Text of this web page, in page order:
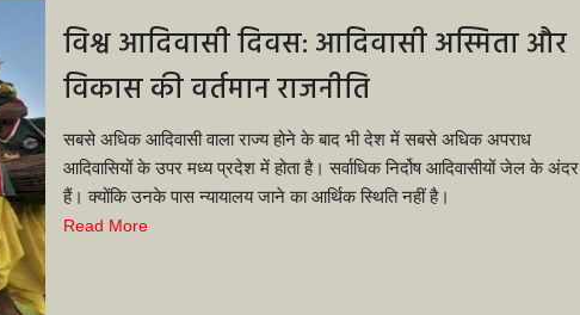
विश्व आदिवासी दिवस: आदिवासी अस्मिता और
विकास की वर्तमान राजनीति
सबसे अधिक आदिवासी वाला राज्य होने के बाद भी देश में सबसे अधिक अपराध
आदिवासियों के उपर मध्य प्रदेश में होता है। सर्वाधिक निर्दोष आदिवासीयों जेल के अंदर
हैं। क्योंकि उनके पास न्यायालय जाने का आर्थिक स्थिति नहीं है।
Read More